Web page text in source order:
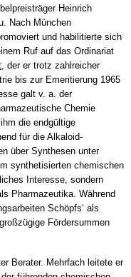
Heinrich
Nach München
und habilitierte sich
Ruf auf das Ordinariat
, der er trotz zahlreicher
bis zur Emeritierung 1965
galt v. a. der
Chemie
die endgültige
für die Alkaloid-
über Synthesen unter
synthetisierten chemischen
Interesse, sondern
Pharmazeutika. Während
Schöpfs‘ als
Fördersummen
Berater. Mehrfach leitete er